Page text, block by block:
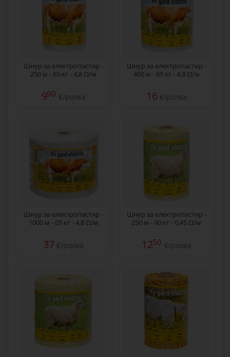
Шнур за електропастир -
250 м - 65 кг - 4,8 Ω/м
990 €/ролка
Шнур за електропастир -
400 м - 65 кг - 4,8 Ω/м
16 €/ролка
Шнур за електропастир -
1000 м - 65 кг - 4,8 Ω/м
37 €/ролка
Шнур за електропастир -
250 м - 90 кг - 0,45 Ω/м
1250 €/ролка